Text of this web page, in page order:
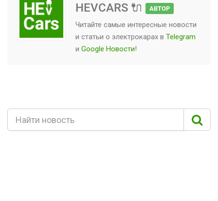
HEVCARS 🔌 АВТОР
Читайте самые интересные новости
и статьи о электрокарах в Telegram
и Google Новости!